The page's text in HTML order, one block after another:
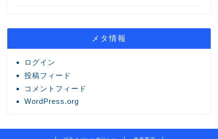
メタ情報
ログイン
投稿フィード
コメントフィード
WordPress.org